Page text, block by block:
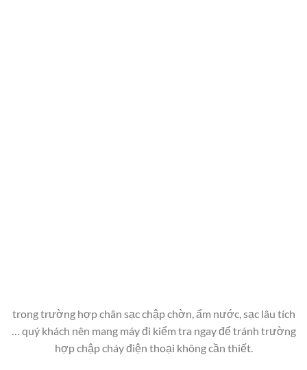
trong trường hợp chân sạc chập chờn, ẩm nước, sạc lâu tích
… quý khách nên mang máy đi kiểm tra ngay để tránh trường
hợp chập cháy điện thoại không cần thiết.